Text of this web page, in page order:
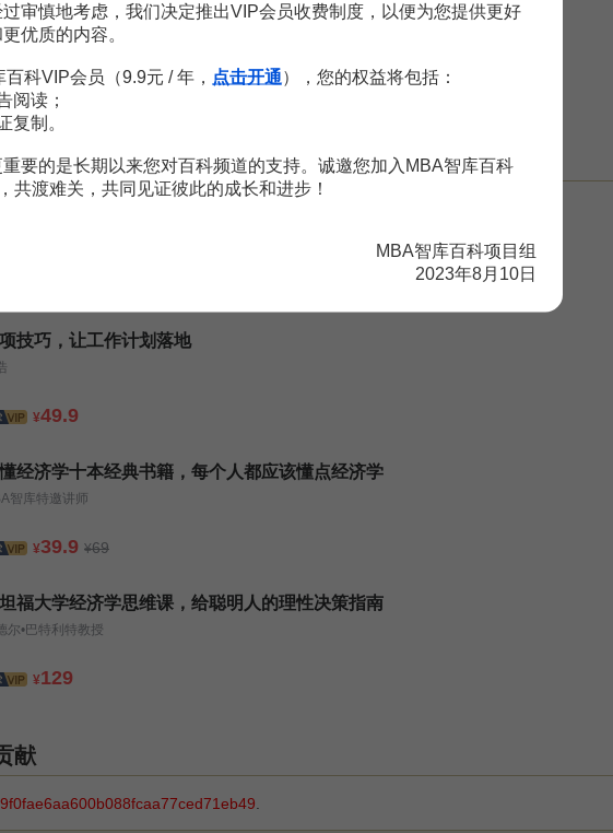
和确定性 26页
技巧，让工作计划落地
¥49.9
经济学十本经典书籍，每个人都应该懂点经济学
智库特邀讲师
¥39.9 ¥69
福大学经济学思维课，给聪明人的理性决策指南
尔•巴特利特教授
¥129
献
过审慎地考虑，我们决定推出VIP会员收费制度，以便为您提供更好
优质的内容。
百科VIP会员（9.9元 / 年， 点击开通），您的权益将包括：
阅读；
复制。
要的是长期以来您对百科频道的支持。诚邀您加入MBA智库百科
共渡难关，共同见证彼此的成长和进步！
MBA智库百科项目组
2023年8月10日